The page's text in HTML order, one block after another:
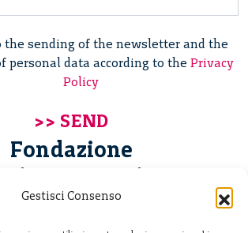
Gestisci Consenso
the sending of the newsletter and the
personal data according to the Privacy
Policy
Fondazione
Bassetti ETS